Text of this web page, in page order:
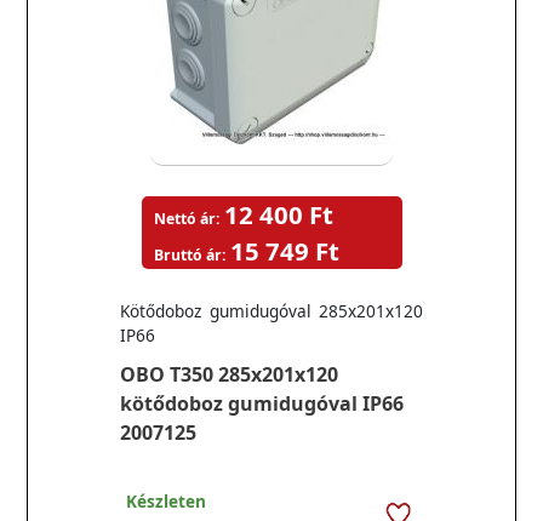
OBO T350 285x201x120
kötődoboz gumidugóval IP66
2007125
Kötődoboz gumidugóval 285x201x120
IP66
Nettó ár: 12 400 Ft
Bruttó ár: 15 749 Ft
Készleten